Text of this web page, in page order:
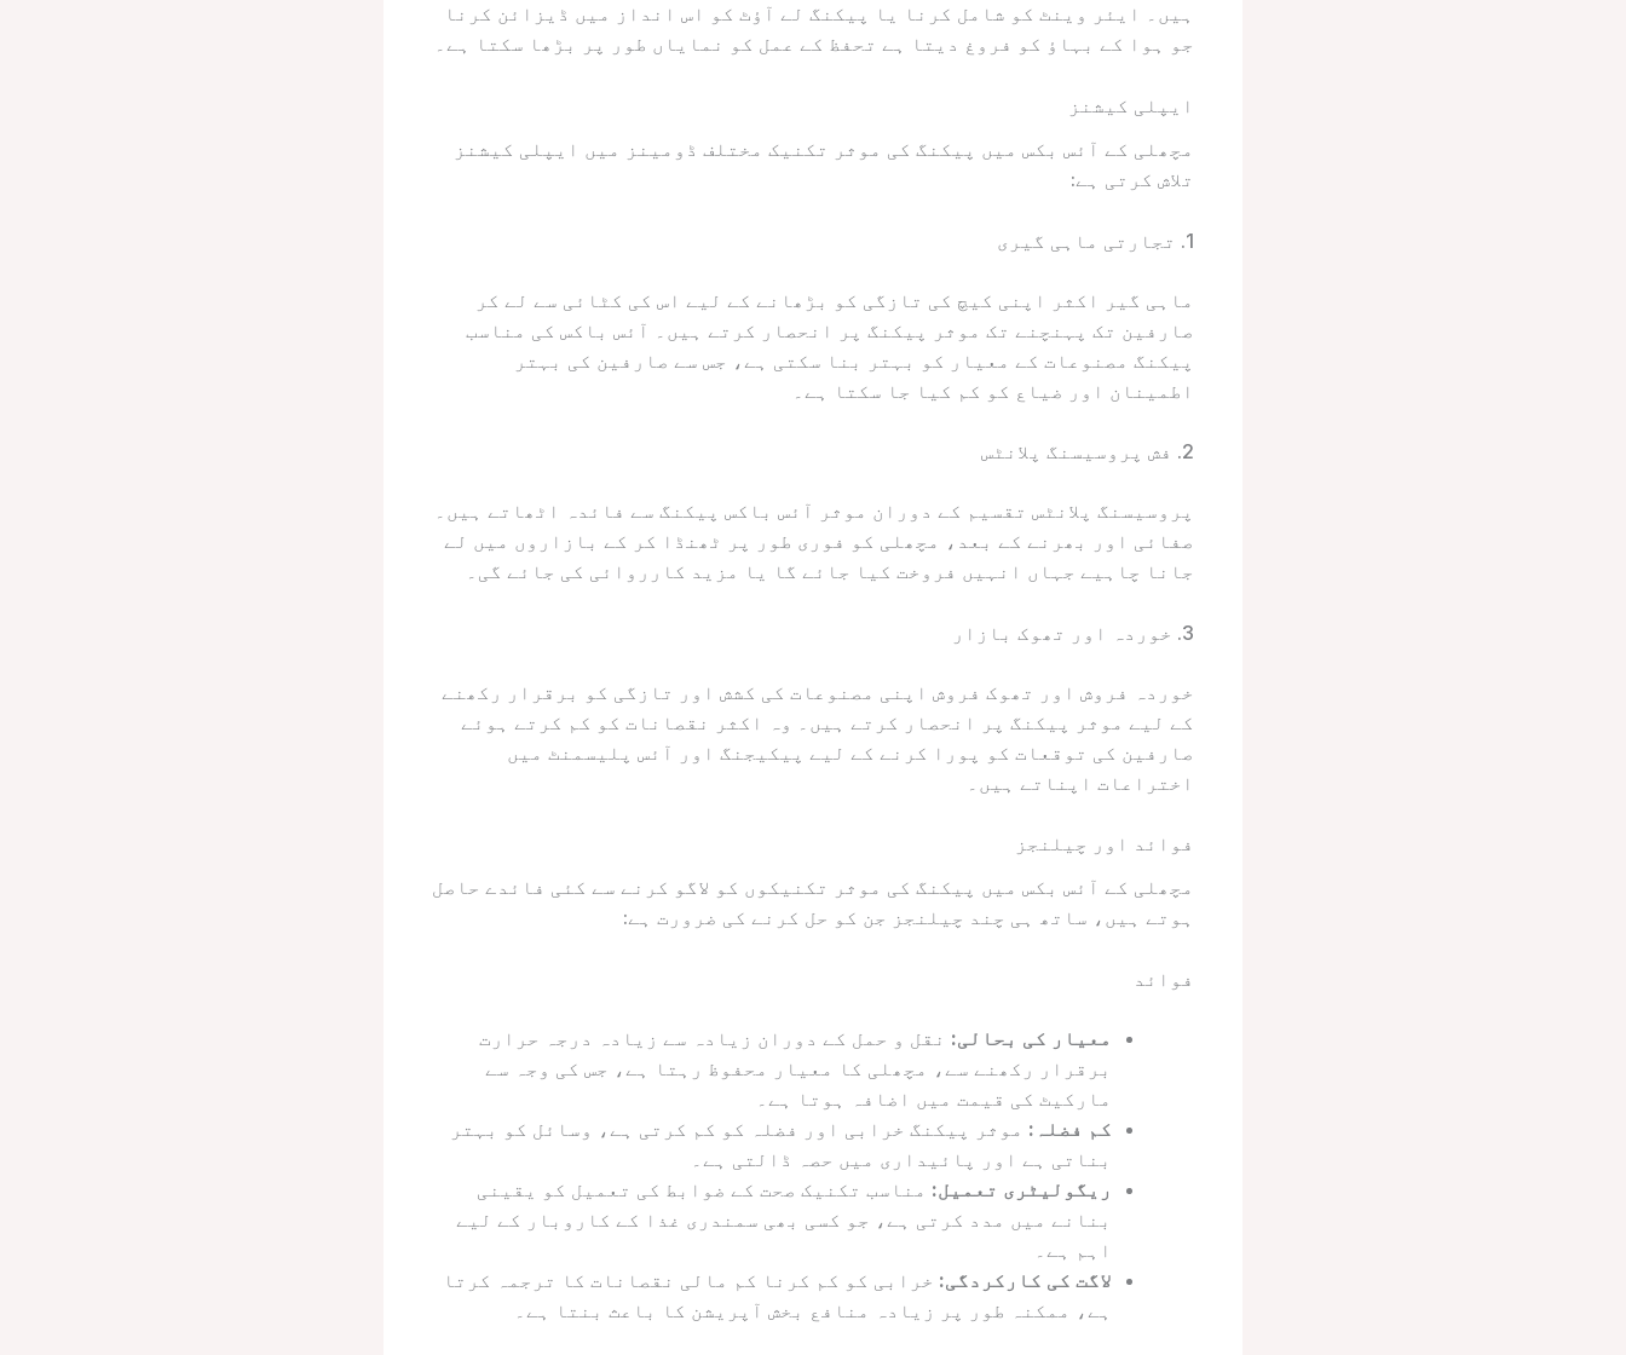
ہیں۔ ایئر وینٹ کو شامل کرنا یا پیکنگ لے آؤٹ کو اس انداز میں ڈیزائن کرنا
جو ہوا کے بہاؤ کو فروغ دیتا ہے تحفظ کے عمل کو نمایاں طور پر بڑھا سکتا ہے۔
ایپلی کیشنز
مچھلی کے آئس بکس میں پیکنگ کی موثر تکنیک مختلف ڈومینز میں ایپلی کیشنز
تلاش کرتی ہے:
1. تجارتی ماہی گیری
ماہی گیر اکثر اپنی کیچ کی تازگی کو بڑھانے کے لیے اس کی کٹائی سے لے کر
صارفین تک پہنچنے تک موثر پیکنگ پر انحصار کرتے ہیں۔ آئس باکس کی مناسب
پیکنگ مصنوعات کے معیار کو بہتر بنا سکتی ہے، جس سے صارفین کی بہتر
اطمینان اور ضیاع کو کم کیا جا سکتا ہے۔
2. فش پروسیسنگ پلانٹس
پروسیسنگ پلانٹس تقسیم کے دوران موثر آئس باکس پیکنگ سے فائدہ اٹھاتے ہیں۔
صفائی اور بھرنے کے بعد، مچھلی کو فوری طور پر ٹھنڈا کر کے بازاروں میں لے
جانا چاہیے جہاں انہیں فروخت کیا جائے گا یا مزید کارروائی کی جائے گی۔
3. خوردہ اور تھوک بازار
خوردہ فروش اور تھوک فروش اپنی مصنوعات کی کشش اور تازگی کو برقرار رکھنے
کے لیے موثر پیکنگ پر انحصار کرتے ہیں۔ وہ اکثر نقصانات کو کم کرتے ہوئے
صارفین کی توقعات کو پورا کرنے کے لیے پیکیجنگ اور آئس پلیسمنٹ میں
اختراعات اپناتے ہیں۔
فوائد اور چیلنجز
مچھلی کے آئس بکس میں پیکنگ کی موثر تکنیکوں کو لاگو کرنے سے کئی فائدے حاصل
ہوتے ہیں، ساتھ ہی چند چیلنجز جن کو حل کرنے کی ضرورت ہے:
فوائد
معیار کی بحالی: نقل و حمل کے دوران زیادہ سے زیادہ درجہ حرارت
برقرار رکھنے سے، مچھلی کا معیار محفوظ رہتا ہے، جس کی وجہ سے
مارکیٹ کی قیمت میں اضافہ ہوتا ہے۔
کم فضلہ: موثر پیکنگ خرابی اور فضلہ کو کم کرتی ہے، وسائل کو بہتر
بناتی ہے اور پائیداری میں حصہ ڈالتی ہے۔
ریگولیٹری تعمیل: مناسب تکنیک صحت کے ضوابط کی تعمیل کو یقینی
بنانے میں مدد کرتی ہے، جو کسی بھی سمندری غذا کے کاروبار کے لیے
اہم ہے۔
لاگت کی کارکردگی: خرابی کو کم کرنا کم مالی نقصانات کا ترجمہ کرتا
ہے، ممکنہ طور پر زیادہ منافع بخش آپریشن کا باعث بنتا ہے۔